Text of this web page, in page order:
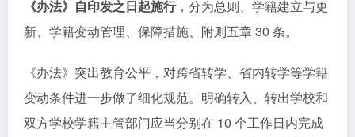
《办法》自印发之日起施行，分为总则、学籍建立与更
新、学籍变动管理、保障措施、附则五章 30 条。
《办法》突出教育公平，对跨省转学、省内转学等学籍
变动条件进一步做了细化规范。明确转入、转出学校和
双方学校学籍主管部门应当分别在 10 个工作日内完成